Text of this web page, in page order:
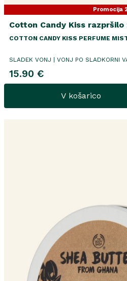
Promocija
Cotton Candy Kiss
COTTON CANDY KISS PERFUME
SLADEK VONJ | VONJ PO SLADKORNI
15.90 €
V košarico